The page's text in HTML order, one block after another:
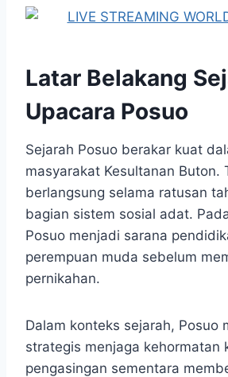
Latar Belakang
Upacara Posuo
Sejarah Posuo berakar kuat
masyarakat Kesultanan Buton.
berlangsung selama ratusan
bagian sistem sosial adat.
Posuo menjadi sarana
perempuan muda sebelum
pernikahan.
Dalam konteks sejarah, Posuo
strategis menjaga kehormatan
pengasingan sementara